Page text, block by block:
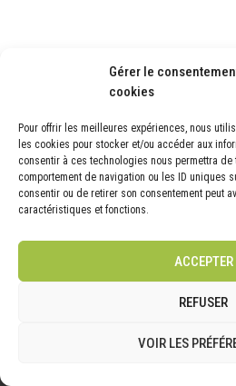
Gérer le
cookies
Pour offrir les meilleures expériences, nous
les cookies pour stocker et/ou accéder aux
consentir à ces technologies nous permettra
comportement de navigation ou les ID uniques
consentir ou de retirer son consentement peut
caractéristiques et fonctions.
ACCEPTER
REFUSER
VOIR LES
NOS DERNIÈRES ACTUALITÉS
Septembre, Octobre Et
Quels Travaux Dans Votre